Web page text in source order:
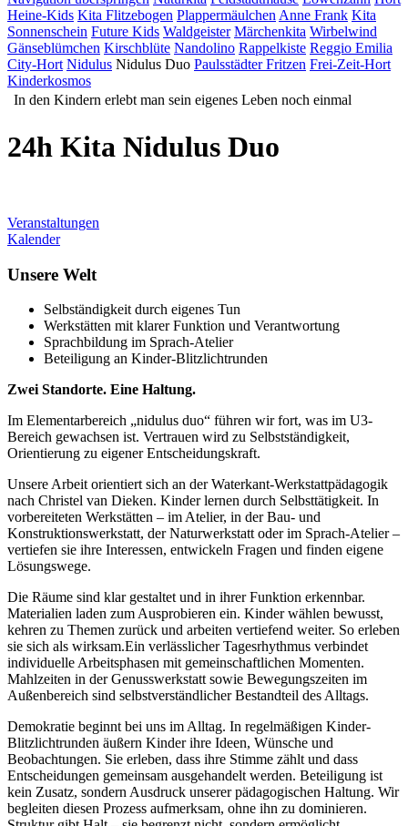
Heine-Kids Kita Flitzebogen Plappermäulchen Anne Frank Kita
Sonnenschein Future Kids Waldgeister Märchenkita Wirbelwind
Gänseblümchen Kirschblüte Nandolino Rappelkiste Reggio Emilia
City-Hort Nidulus Nidulus Duo Paulsstädter Fritzen Frei-Zeit-Hort
Kinderkosmos
In den Kindern erlebt man sein eigenes Leben noch einmal
24h Kita Nidulus Duo
Veranstaltungen
Kalender
Unsere Welt
Selbständigkeit durch eigenes Tun
Werkstätten mit klarer Funktion und Verantwortung
Sprachbildung im Sprach-Atelier
Beteiligung an Kinder-Blitzlichtrunden
Zwei Standorte. Eine Haltung.
Im Elementarbereich „nidulus duo“ führen wir fort, was im U3-
Bereich gewachsen ist. Vertrauen wird zu Selbstständigkeit,
Orientierung zu eigener Entscheidungskraft.
Unsere Arbeit orientiert sich an der Waterkant-Werkstattpädagogik
nach Christel van Dieken. Kinder lernen durch Selbsttätigkeit. In
vorbereiteten Werkstätten – im Atelier, in der Bau- und
Konstruktionswerkstatt, der Naturwerkstatt oder im Sprach-Atelier –
vertiefen sie ihre Interessen, entwickeln Fragen und finden eigene
Lösungswege.
Die Räume sind klar gestaltet und in ihrer Funktion erkennbar.
Materialien laden zum Ausprobieren ein. Kinder wählen bewusst,
kehren zu Themen zurück und arbeiten vertiefend weiter. So erleben
sie sich als wirksam.Ein verlässlicher Tagesrhythmus verbindet
individuelle Arbeitsphasen mit gemeinschaftlichen Momenten.
Mahlzeiten in der Genusswerkstatt sowie Bewegungszeiten im
Außenbereich sind selbstverständlicher Bestandteil des Alltags.
Demokratie beginnt bei uns im Alltag. In regelmäßigen Kinder-
Blitzlichtrunden äußern Kinder ihre Ideen, Wünsche und
Beobachtungen. Sie erleben, dass ihre Stimme zählt und dass
Entscheidungen gemeinsam ausgehandelt werden. Beteiligung ist
kein Zusatz, sondern Ausdruck unserer pädagogischen Haltung. Wir
begleiten diesen Prozess aufmerksam, ohne ihn zu dominieren.